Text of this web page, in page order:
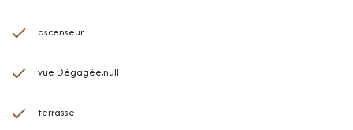
ascenseur
vue Dégagée,null
terrasse